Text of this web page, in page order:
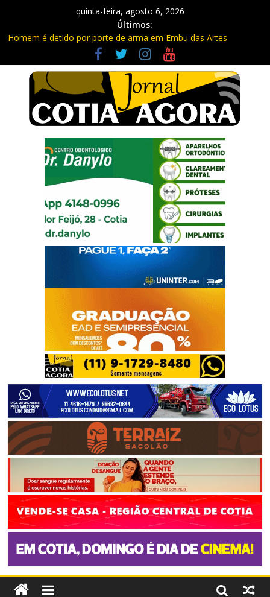
quinta-feira, agosto 6, 2026
Últimos:
Homem é detido por porte de arma em Embu das Artes
Carretas da Capacitação trazem cursos gratuitos para Cotia e
Vargem Grande
Traficante é preso com quase 400 porções de drogas no Jardim
Rosemeire
Radares de Cotia vão passar por manutenção e vias serão
interditadas
em Itapevi